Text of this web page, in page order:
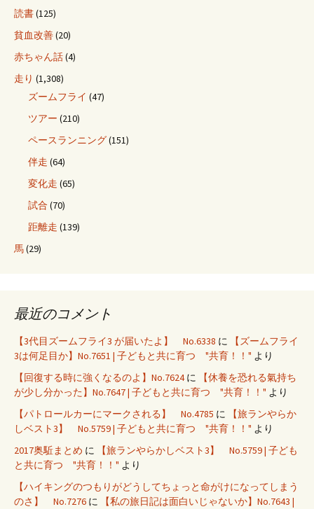
読書(125)
貧血改善(20)
赤ちゃん話(4)
走り (1,308)
ズームフライ (47)
ツアー (210)
ペースランニング(151)
伴走 (64)
変化走 (65)
試合 (70)
距離走 (139)
馬(29)
最近のコメント
【3代目ズームフライ3 が届いたよ】 No.6338 に
【ズームフライ
3は何足目か】No.7651 | 子どもと共に育つ "共育！！" より
【回復する時に強くなるのよ】No.7624に
【休養を恐れる氣持ち
が少し分かった】No.7647 | 子どもと共に育つ "共育！！" より
【パトロールカーにマークされる】 No.4785 に
【旅ランやらか
しベスト3】 No.5759 | 子どもと共に育つ "共育！！" より
2017奥駈まとめ に
【旅ランやらかしベスト3】 No.5759 | 子ども
と共に育つ "共育！！" より
【ハイキングのつもりがどうしてちょっと命がけになってしまう
のさ】 No.7276 に
【私の旅日記は面白いじゃないか】No.7643 |